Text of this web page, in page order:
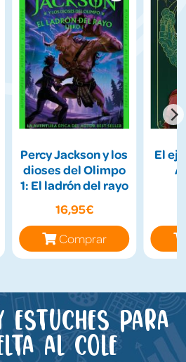
Percy Jackson y los
dioses del Olimpo
1: El ladrón del rayo
16,95€
Comprar
El
estuches para
al cole